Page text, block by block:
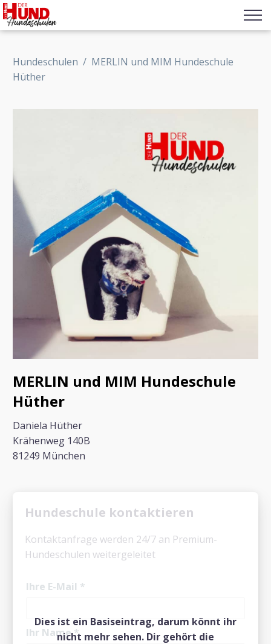
Hundeschulen / MERLIN und MIM Hundeschule
Hüther
MERLIN und MIM Hundeschule
Hüther
Daniela Hüther
Krähenweg 140B
81249 München
Dies ist ein Basiseintrag, darum könnt ihr
nicht mehr sehen. Dir gehört die
Hundeschule kontaktieren
Kontaktanfrage werden 24/7 an Premium-
Hundeschulen weitergeleitet
Ihre E-Mail *
Ihr Name*